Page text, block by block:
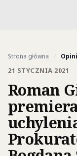
Strona główna /
21 STYCZNIA 2021
Roman